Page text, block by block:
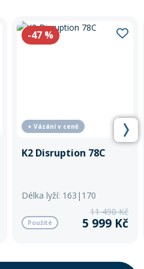
-47 %
+ Vázání v ceně
K2 Disruption 78C
Délka lyží: 163|170
Použité
11 490 Kč
5 999 Kč